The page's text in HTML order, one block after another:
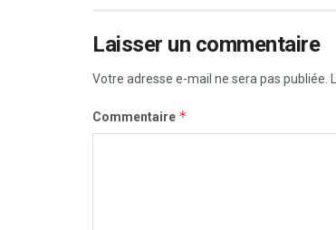
Laisser un commentaire
Votre adresse e-mail ne sera pas publiée.
Commentaire *